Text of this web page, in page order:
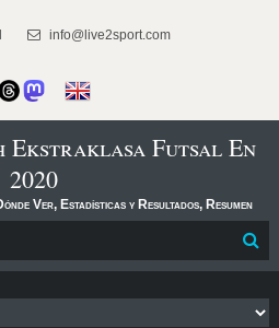
info@live2sport.com
Ekstraklasa Futsal En
2020
Ver, Estadísticas y Resultados, Resumen